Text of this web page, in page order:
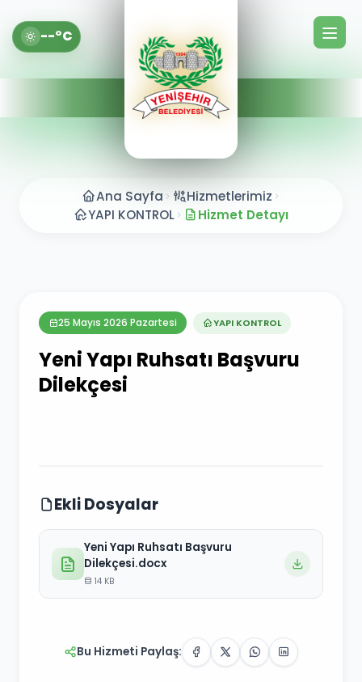
--°C
Ana Sayfa
Hizmetlerimiz
YAPI KONTROL
Hizmet Detayı
25 Mayıs 2026 Pazartesi YAPI KONTROL
Yeni Yapı Ruhsatı Başvuru
Dilekçesi
Ekli Dosyalar
Yeni Yapı Ruhsatı Başvuru
Dilekçesi.docx
14 KB
Bu Hizmeti Paylaş: